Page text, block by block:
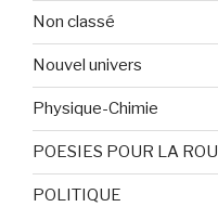
Non classé
Nouvel univers
Physique-Chimie
POESIES POUR LA
POLITIQUE